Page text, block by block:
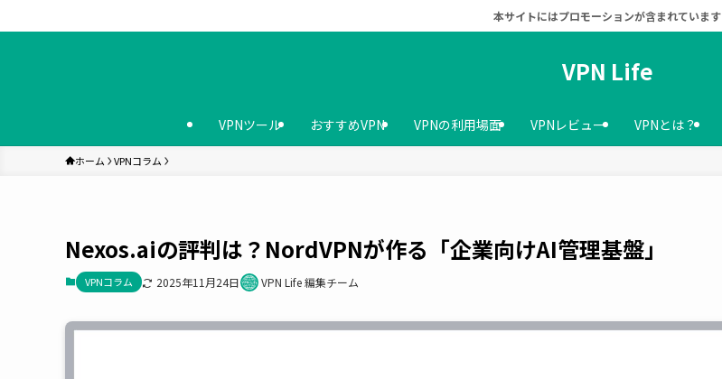
本サイトにはプロモーションが含まれています
VPN Life
VPNツール おすすめVPN VPNの利用場面 VPNレビュー VPNとは？
ホーム VPNコラム
Nexos.aiの評判は？NordVPNが作る「企業向けAI管理基盤」
VPNコラム 2025年11月24日 VPN Life 編集チーム